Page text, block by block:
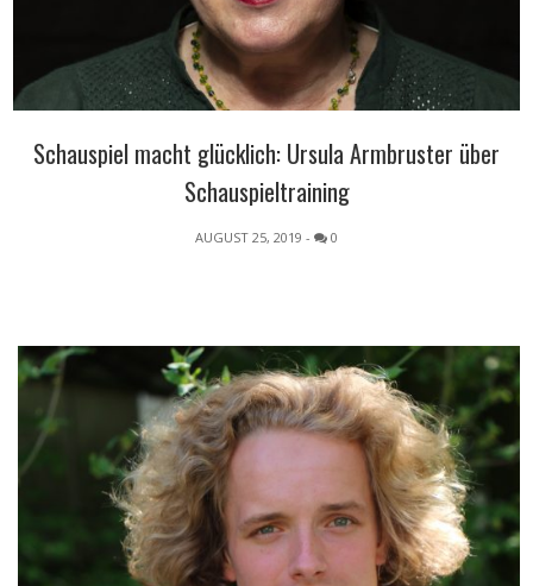
Schauspiel macht glücklich: Ursula Armbruster über
Schauspieltraining
AUGUST 25, 2019 - 0